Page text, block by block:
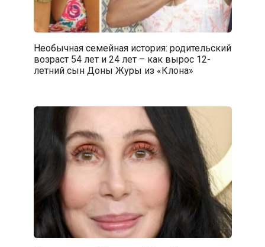
Необычная семейная история: родительский
возраст 54 лет и 24 лет – как вырос 12-
летний сын Доны Журы из «Клона»